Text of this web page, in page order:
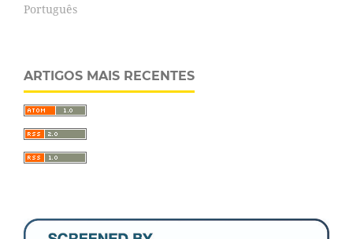
Português
ARTIGOS MAIS RECENTES